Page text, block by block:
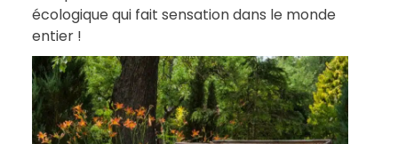
écologique qui fait sensation dans le monde
entier !